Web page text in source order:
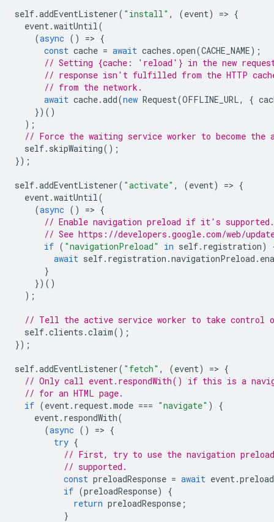
self.addEventListener( "install" , (event) => {
event .waitUntil (
(async () => {
const cache = await caches .open(CACHE_NAME);
// Setting {cache: 'reload'} in the new
// response isn't fulfilled from the HTTP
// from the network.
await cache.add(new Request(OFFLINE_URL, {
})()
);
// Force the waiting service worker to become the
self. skipWaiting();
});
self.addEventListener( "activate" , (event) => {
event .waitUntil (
(async () => {
// Enable navigation preload if it's supported.
// See https://developers.google.com/web/
if ( "navigationPreload" in self. registration)
await self. registration .navigationPreload .
}
})()
);
// Tell the active service worker to take control
self.clients .claim();
});
self.addEventListener( "fetch" , (event) => {
// Only call event.respondWith() if this is a
// for an HTML page.
if (event . request .mode === "navigate" )
{
event . respondWith(
(async () => {
try {
// First, try to use the navigation
// supported.
const preloadResponse = await event .
if (preloadResponse)
{
return preloadResponse ;
}